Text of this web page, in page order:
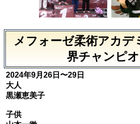
メフォーゼ柔術アカデ
界チャンピ
2024年9月26日〜29日
大人
黒瀬恵美子
子供